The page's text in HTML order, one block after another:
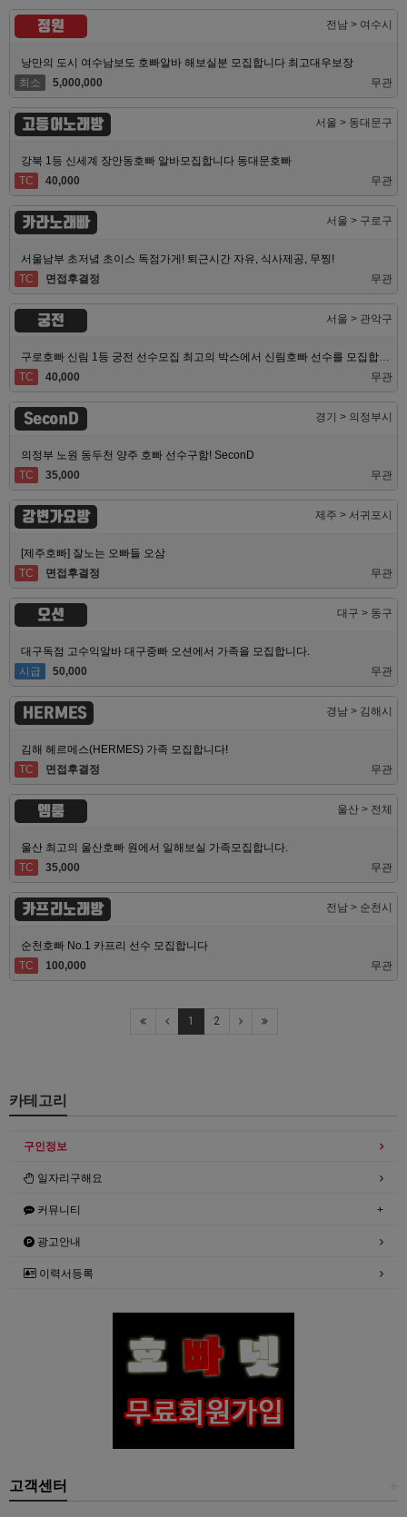
정원 전남 > 여수시
낭만의 도시 여수남보도 호빠알바 해보실분 모집합니다 최고대우보장
최소
5,000,000 무관
고등어노래방 서울 > 동대문구
강북 1등 신세계 장안동호빠 알바모집합니다 동대문호빠
TC
40,000 무관
카라노래빠 서울 > 구로구
서울남부 초저녘 초이스 독점가게! 퇴근시간 자유, 식사제공, 무찡!
TC
면접후결정 무관
궁전 서울 > 관악구
구로호빠 신림 1등 궁전 선수모집 최고의 박스에서 신림호빠 선수를 모집합니다
TC
40,000 무관
SeconD 경기 > 의정부시
의정부 노원 동두천 양주 호빠 선수구함! SeconD
TC
35,000 무관
강변가요방 제주 > 서귀포시
[제주호빠] 잘노는 오빠들 오삼
TC
면접후결정 무관
오션 대구 > 동구
대구독점 고수익알바 대구중빠 오션에서 가족을 모집합니다.
시급
50,000 무관
HERMES 경남 > 김해시
김해 헤르메스(HERMES) 가족 모집합니다!
TC
면접후결정 무관
엠룸 울산 > 전체
울산 최고의 울산호빠 원에서 일해보실 가족모집합니다.
TC
35,000 무관
카프리노래방 전남 > 순천시
순천호빠 No.1 카프리 선수 모집합니다
TC
100,000 무관
1 2
카테고리
구인정보
일자리구해요
커뮤니티
광고안내
이력서등록
고객센터